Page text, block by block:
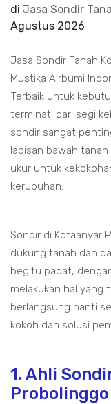
di Jasa Sondir
Agustus 2026
Jasa Sondir Tanah
Mustika Airbumi
Terbaik untuk
terminati dari segi
sondir sangat
lapisan bawah
ukur untuk
kerubuhan.
Sondir di Kotaanyar
dukung tanah dan
begitu padat,
melakukan hal yang
berlangsung nanti
kokoh dan solusi
1. Ahli
Probolinggo